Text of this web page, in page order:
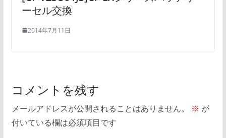
ーセル交換
2014年7月11日
コメントを残す
メールアドレスが公開されることはありません。 ※ が
付いている欄は必須項目です